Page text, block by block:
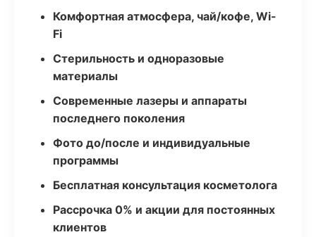
Комфортная атмосфера, чай/кофе, Wi-
Fi
Стерильность и одноразовые
материалы
Современные лазеры и аппараты
последнего поколения
Фото до/после и индивидуальные
программы
Бесплатная консультация косметолога
Рассрочка 0% и акции для постоянных
клиентов